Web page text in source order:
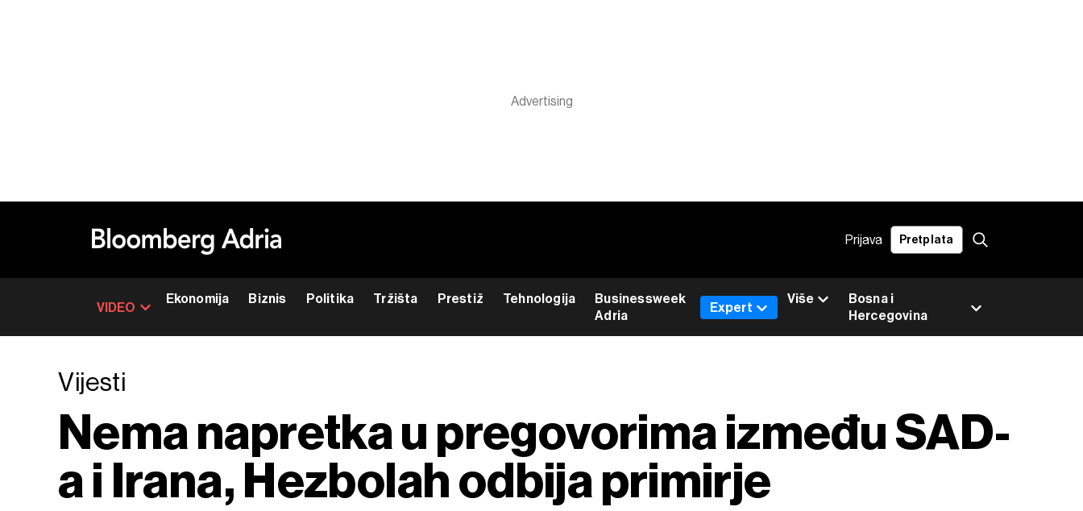
Prijava Pretplata
VIDEO
Ekonomija Biznis Politika Tržišta Prestiž Tehnologija
Businessweek
Adria
Bosna i
Hercegovina
Expert
Više
Vijesti
Nema napretka u pregovorima između SAD-
a i Irana, Hezbolah odbija primirje